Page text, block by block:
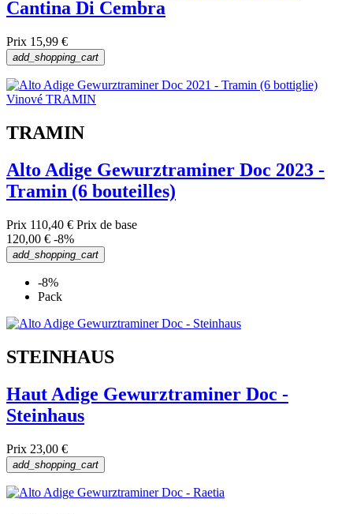
Cantina Di Cembra
Prix 15,99 €
add_shopping_cart
TRAMIN
Alto Adige Gewurztraminer Doc 2023 -
Tramin (6 bouteilles)
Prix 110,40 € Prix de base
120,00 € -8%
add_shopping_cart
-8%
Pack
STEINHAUS
Haut Adige Gewurztraminer Doc -
Steinhaus
Prix 23,00 €
add_shopping_cart